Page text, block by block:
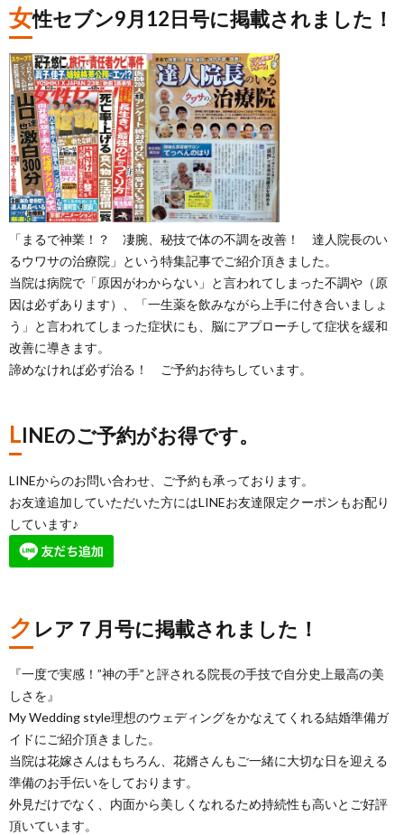
女性セブン9月12日号に掲載されました！
「まるで神業！？ 凄腕、秘技で体の不調を改善！ 達人院長のい
るウワサの治療院」という特集記事でご紹介頂きました。
当院は病院で「原因がわからない」と言われてしまった不調や（原
因は必ずあります）、「一生薬を飲みながら上手に付き合いましょ
う」と言われてしまった症状にも、脳にアプローチして症状を緩和
改善に導きます。
諦めなければ必ず治る！ ご予約お待ちしています。
LINEのご予約がお得です。
LINEからのお問い合わせ、ご予約も承っております。
お友達追加していただいた方にはLINEお友達限定クーポンもお配り
しています♪
ク レア７月号に掲載されました！
『一度で実感！”神の手”と評される院長の手技で自分史上最高の美
しさを』
My Wedding style理想のウェディングをかなえてくれる結婚準備ガ
イドにご紹介頂きました。
当院は花嫁さんはもちろん、花婿さんもご一緒に大切な日を迎える
準備のお手伝いをしております。
外見だけでなく、内面から美しくなれるため持続性も高いとご好評
頂いています。